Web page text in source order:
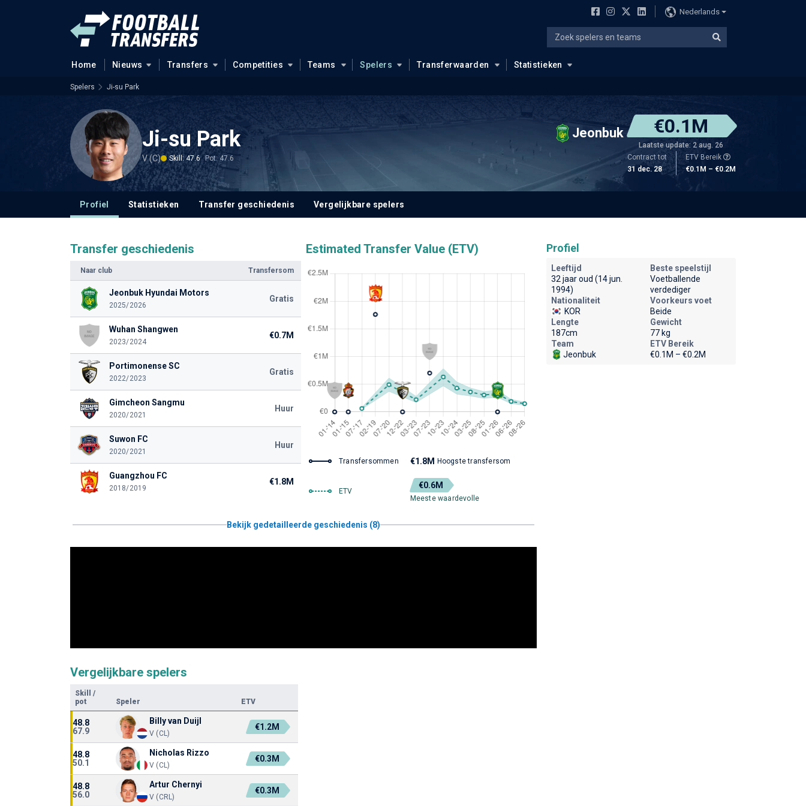
Nederlands
Home Nieuws Transfers Competities Teams Spelers Transferwaarden Statistieken
Spelers Ji-su Park
Ji-su Park
V (C) Skill: 47.6 Pot: 47.6
Jeonbuk €0.1M
Laatste update: 2 aug. 26
Contract tot
31 dec. 28
ETV Bereik
€0.1M – €0.2M
Profiel Statistieken Transfer geschiedenis Vergelijkbare spelers
Transfer geschiedenis
Naar club Transfersom
Jeonbuk Hyundai Motors
2025/2026
Gratis
Wuhan Shangwen
2023/2024
€0.7M
Portimonense SC
2022/2023
Gratis
Gimcheon Sangmu
2020/2021
Huur
Suwon FC
2020/2021
Huur
Guangzhou FC
2018/2019
€1.8M
Estimated Transfer Value (ETV)
Transfersommen €1.8M Hoogste transfersom
ETV
€0.6M
Meeste waardevolle
Bekijk gedetailleerde geschiedenis (8)
Vergelijkbare spelers
Skill
/
pot
Speler ETV
48.8
67.9
Billy van Duijl
V (CL)
€1.2M
48.8
50.1
Nicholas Rizzo
V (CL)
€0.3M
48.8
56.0
Artur Chernyi
V (CRL)
€0.3M
Profiel
Leeftijd
32 jaar oud (14 jun.
1994)
Beste speelstijl
Voetballende
verdediger
Nationaliteit
KOR
Voorkeurs voet
Beide
Lengte
187cm
Gewicht
77 kg
Team
Jeonbuk
ETV Bereik
€0.1M – €0.2M